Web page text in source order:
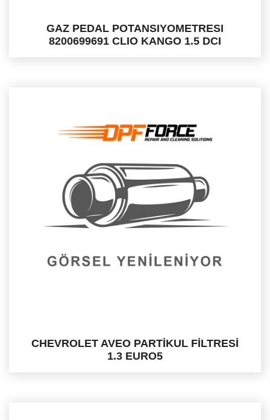
GAZ PEDAL POTANSIYOMETRESI
8200699691 CLIO KANGO 1.5 DCI
CHEVROLET AVEO PARTİKUL FİLTRESİ
1.3 EURO5